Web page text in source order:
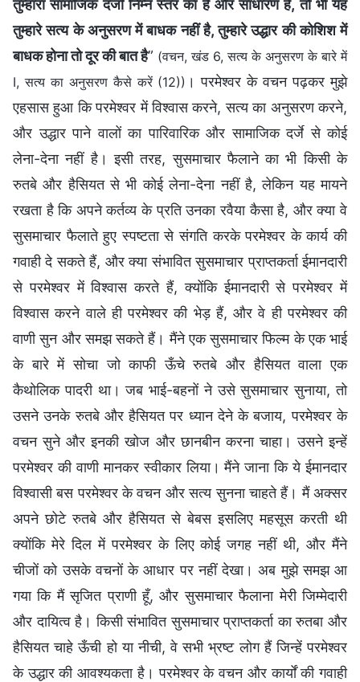
तुम्हारा सामाजिक दर्जा निम्न स्तर का है और साधारण है, तो भी यह
तुम्हारे सत्य के अनुसरण में बाधक नहीं है, तुम्हारे उद्धार की कोशिश में
बाधक होना तो दूर की बात है” (वचन, खंड 6, सत्य के अनुसरण के बारे में
I, सत्य का अनुसरण कैसे करें (12)) । परमेश्वर के वचन पढ़कर मुझे
एहसास हुआ कि परमेश्वर में विश्वास करने, सत्य का अनुसरण करने,
और उद्धार पाने वालों का पारिवारिक और सामाजिक दर्जे से कोई
लेना-देना नहीं है। इसी तरह, सुसमाचार फैलाने का भी किसी के
रुतबे और हैसियत से भी कोई लेना-देना नहीं है, लेकिन यह मायने
रखता है कि अपने कर्तव्य के प्रति उनका रवैया कैसा है, और क्या वे
सुसमाचार फैलाते हुए स्पष्टता से संगति करके परमेश्वर के कार्य की
गवाही दे सकते हैं, और क्या संभावित सुसमाचार प्राप्तकर्ता ईमानदारी
से परमेश्वर में विश्वास करते हैं, क्योंकि ईमानदारी से परमेश्वर में
विश्वास करने वाले ही परमेश्वर की भेड़ हैं, और वे ही परमेश्वर की
वाणी सुन और समझ सकते हैं। मैंने एक सुसमाचार फिल्म के एक भाई
के बारे में सोचा जो काफी ऊँचे रुतबे और हैसियत वाला एक
कैथोलिक पादरी था। जब भाई-बहनों ने उसे सुसमाचार सुनाया, तो
उसने उनके रुतबे और हैसियत पर ध्यान देने के बजाय, परमेश्वर के
वचन सुने और इनकी खोज और छानबीन करना चाहा। उसने इन्हें
परमेश्वर की वाणी मानकर स्वीकार लिया। मैंने जाना कि ये ईमानदार
विश्वासी बस परमेश्वर के वचन और सत्य सुनना चाहते हैं। मैं अक्सर
अपने छोटे रुतबे और हैसियत से बेबस इसलिए महसूस करती थी
क्योंकि मेरे दिल में परमेश्वर के लिए कोई जगह नहीं थी, और मैंने
चीजों को उसके वचनों के आधार पर नहीं देखा। अब मुझे समझ आ
गया कि मैं सृजित प्राणी हूँ, और सुसमाचार फैलाना मेरी जिम्मेदारी
और दायित्व है। किसी संभावित सुसमाचार प्राप्तकर्ता का रुतबा और
हैसियत चाहे ऊँची हो या नीची, वे सभी भ्रष्ट लोग हैं जिन्हें परमेश्वर
के उद्धार की आवश्यकता है। परमेश्वर के वचन और कार्यों की गवाही